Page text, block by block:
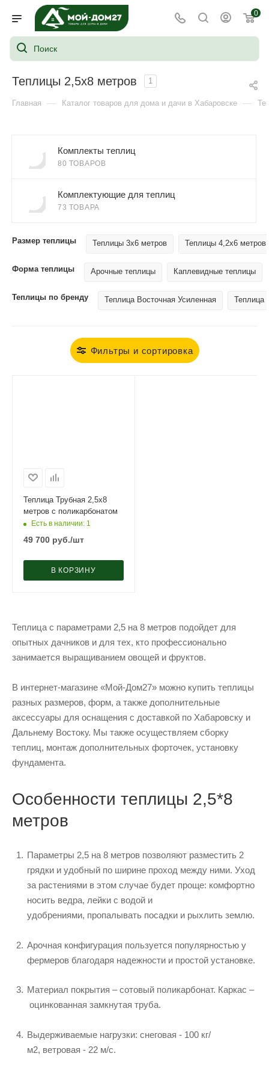
0
Теплицы 2,5х8 метров 1
Главная — Каталог товаров для дома и дачи в Хабаровске —
Комплекты теплиц
80 ТОВАРОВ
Комплектующие для теплиц
73 ТОВАРА
Размер теплицы Теплицы 3х6 метров Теплицы 4,2х6 метров
Форма теплицы Арочные теплицы Каплевидные теплицы
Теплицы по бренду Теплица Восточная Усиленная Теплица
Фильтры и сортировка
Теплица Трубная 2,5х8
метров с поликарбонатом
Есть в наличии: 1
49 700 руб./шт
В КОРЗИНУ
Теплица с параметрами 2,5 на 8 метров подойдет для
опытных дачников и для тех, кто профессионально
занимается выращиванием овощей и фруктов.
В интернет-магазине «Мой-Дом27» можно купить теплицы
разных размеров, форм, а также дополнительные
аксессуары для оснащения с доставкой по Хабаровску и
Дальнему Востоку. Мы также осуществляем сборку
теплиц, монтаж дополнительных форточек, установку
фундамента.
Особенности теплицы 2,5*8
метров
Параметры 2,5 на 8 метров позволяют разместить 2
грядки и удобный по ширине проход между ними. Уход
за растениями в этом случае будет проще: комфортно
носить ведра, лейки с водой и
удобрениями, пропалывать посадки и рыхлить землю.
Арочная конфигурация пользуется популярностью у
фермеров благодаря надежности и простой установке.
Материал покрытия – сотовый поликарбонат. Каркас –
оцинкованная замкнутая труба.
Выдерживаемые нагрузки: снеговая - 100 кг/
м2, ветровая - 22 м/с.